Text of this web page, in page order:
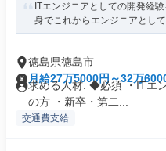
ITエンジニアとしての開発経
身でこれからエンジニアとし
徳島県徳島市
月給27万5000円～32万
求める人材: ◆必須 ・ITエ
の方 ・新卒・第二...
交通費支給